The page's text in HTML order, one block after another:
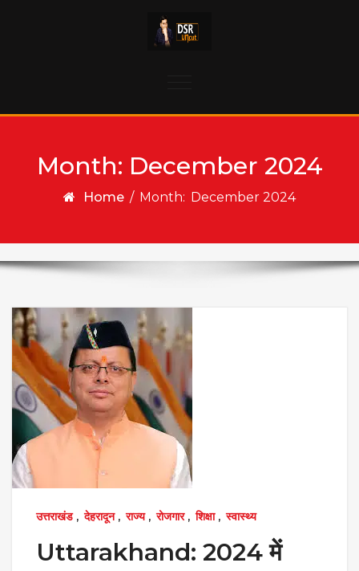
Month: December 2024
Home / Month: December 2024
उत्तराखंड, देहरादून, राज्य, रोजगार, शिक्षा, स्वास्थ्य
Uttarakhand: 2024 में